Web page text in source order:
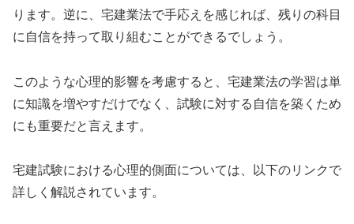
ります。逆に、宅建業法で手応えを感じれば、残りの科目
に自信を持って取り組むことができるでしょう。
このような心理的影響を考慮すると、宅建業法の学習は単
に知識を増やすだけでなく、試験に対する自信を築くため
にも重要だと言えます。
宅建試験における心理的側面については、以下のリンクで
詳しく解説されています。